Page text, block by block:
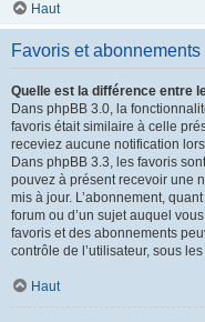
Haut
Favoris et abonnements
Quelle est la différence entre
Dans phpBB 3.0, la
favoris était similaire à celle
receviez aucune notification
Dans phpBB 3.3, les favoris
pouvez à présent recevoir une
mis à jour. L’abonnement,
forum ou d’un sujet auquel
favoris et des abonnements
contrôle de l’utilisateur, sous
Haut